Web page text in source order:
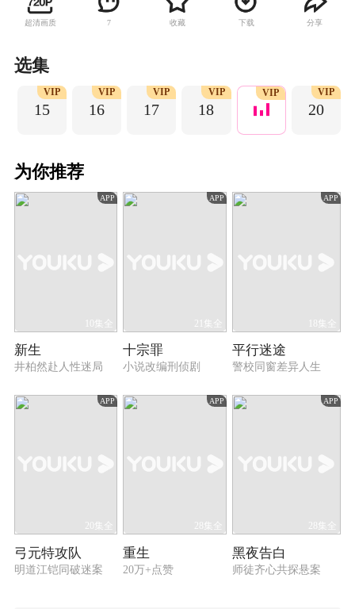
始让他对自己真实的身份产生怀疑。偶然间发现
的一本科学书，发现自己与著名科学家有着奇怪
明过人，软硬兼施以妹妹当诱饵让其帮助自己进
行诈骗。史达为重新追回夏梦瑶，无奈答应帮
际犯罪集团头子吉杰眼中，一场更大的阴谋正在
袭来。
超清画质 7 收藏 下载 分享
选集
15
VIP
16
VIP
17
VIP
18
VIP VIP
20
VIP
为你推荐
APP
10集全
新生
井柏然赴人性迷局
APP
21集全
十宗罪
小说改编刑侦剧
APP
18集全
平行迷途
警校同窗差异人生
APP
20集全
弓元特攻队
明道江铠同破迷案
APP
28集全
重生
20万+点赞
APP
28集全
黑夜告白
师徒齐心共探悬案